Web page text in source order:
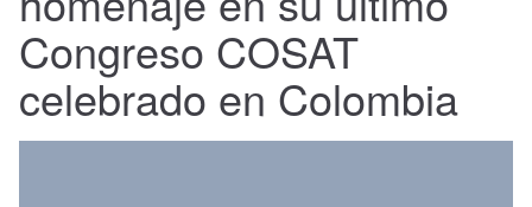
Entrevistas
Nacional
Política
Congreso COSAT
celebrado en Colombia